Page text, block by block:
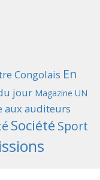
Congolais En
jour Magazine UN
aux auditeurs
Société Sport